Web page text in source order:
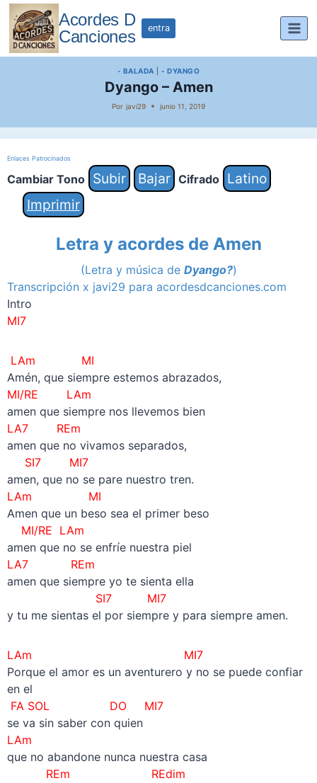
Saltar
contenido
Acordes D
Canciones
entra
- BALADA |- DYANGO
Dyango – Amen
Por javi29 junio 11, 2019
Enlaces Patrocinados
Cambiar Tono Subir Bajar Cifrado
Latino
Imprimir
Letra y acordes de Amen
(Letra y música de Dyango?)
Transcripción x javi29 para acordesdcanciones.com
Intro
MI7
LAm MI
Amén, que siempre estemos abrazados,
MI/RE LAm
amen que siempre nos llevemos bien
LA7 REm
amen que no vivamos separados,
SI7 MI7
amen, que no se pare nuestro tren.
LAm MI
Amen que un beso sea el primer beso
MI/RE LAm
amen que no se enfríe nuestra piel
LA7 REm
amen que siempre yo te sienta ella
SI7 MI7
y tu me sientas el por siempre y para siempre amen.
LAm MI7
Porque el amor es un aventurero y no se puede confiar
en el
FA SOL DO MI7
se va sin saber con quien
LAm
que no abandone nunca nuestra casa
REm REdim